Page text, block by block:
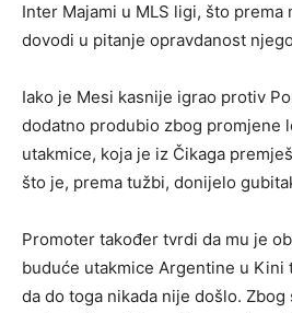
Inter Majami u MLS ligi, što
dovodi u pitanje opravdanost
Iako je Mesi kasnije igrao protiv
dodatno produbio zbog promjene
utakmice, koja je iz Čikaga
što je, prema tužbi, donijelo
Promoter također tvrdi da mu je
buduće utakmice Argentine u Kini
da do toga nikada nije došlo. Zbog